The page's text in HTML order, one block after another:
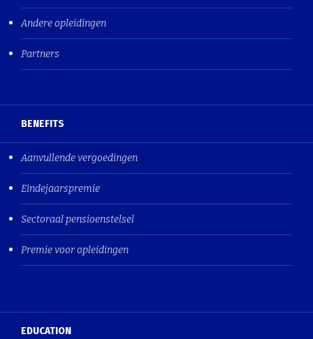
Andere opleidingen
Partners
BENEFITS
Aanvullende vergoedingen
Eindejaarspremie
Sectoraal pensioenstelsel
Premie voor opleidingen
EDUCATION